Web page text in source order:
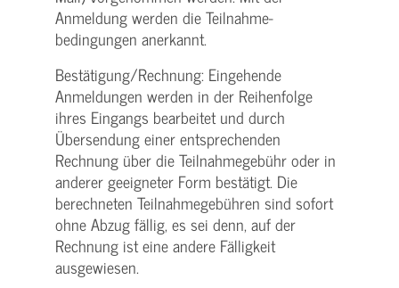
Anmeldung werden die Teilnahme­
bedingungen anerkannt.
Bestätigung­/Rechnung: Eingehende
Anmeldungen werden in der Reihenfolge
ihres Eingangs bearbeitet und durch
Übersendung einer entsprechenden
Rechnung über die Teilnahmegebühr oder in
anderer geeigneter Form bestätigt. Die
berechneten Teilnahmegebühren sind sofort
ohne Abzug fällig, es sei denn, auf der
Rechnung ist eine andere Fälligkeit
ausgewiesen.